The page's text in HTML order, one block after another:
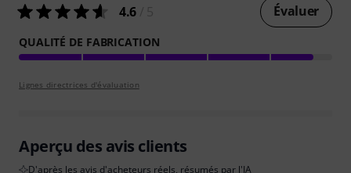
4.6 Évaluer
QUALITÉ DE FABRICATION
Lignes directrices d'évaluation
Aperçu des avis clients
D'après les avis d'acheteurs réels, résumés par l'IA